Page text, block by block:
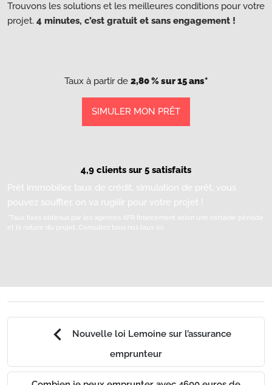
Trouvons les solutions et les meilleures conditions pour votre
projet. 4 minutes, c’est gratuit et sans engagement !
Taux à partir de 2,80 % sur 15 ans*
SIMULER MON PRÊT
4,9 clients sur 5 satisfaits
Prêt immobilier, taux de crédit, simulation de prêt, vous
pouvez souffler, on va rugiiiir pour votre projet !
*Taux fixes obtenus par les agences AFR financement selon une certaine période
et la nature du projet.
Consultez tous nos taux ici.
chevron_left
Nouvelle loi Lemoine sur l’assurance
emprunteur